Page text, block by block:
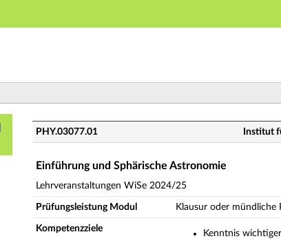
PHY.03077.01 - Einführung und Sphärische
PHY.03077.01 Institut
Einführung und Sphärische Astronomie
Lehrveranstaltungen WiSe 2024/25
Prüfungsleistung Modul Klausur oder mündliche
Kompetenzziele
Kenntnis